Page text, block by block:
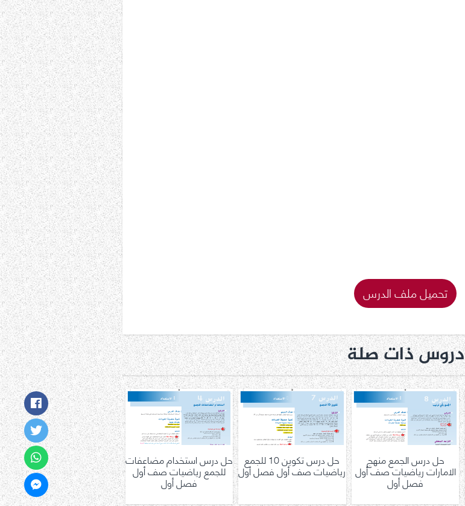
تحميل ملف الدرس
دروس ذات صلة
حل درس الجمع منهج
الامارات رياضيات صف أول
فصل أول
حل درس تكوين 10 للجمع
رياضيات صف أول فصل أول
حل درس استخدام مضاعفات
للجمع رياضيات صف أول
فصل أول